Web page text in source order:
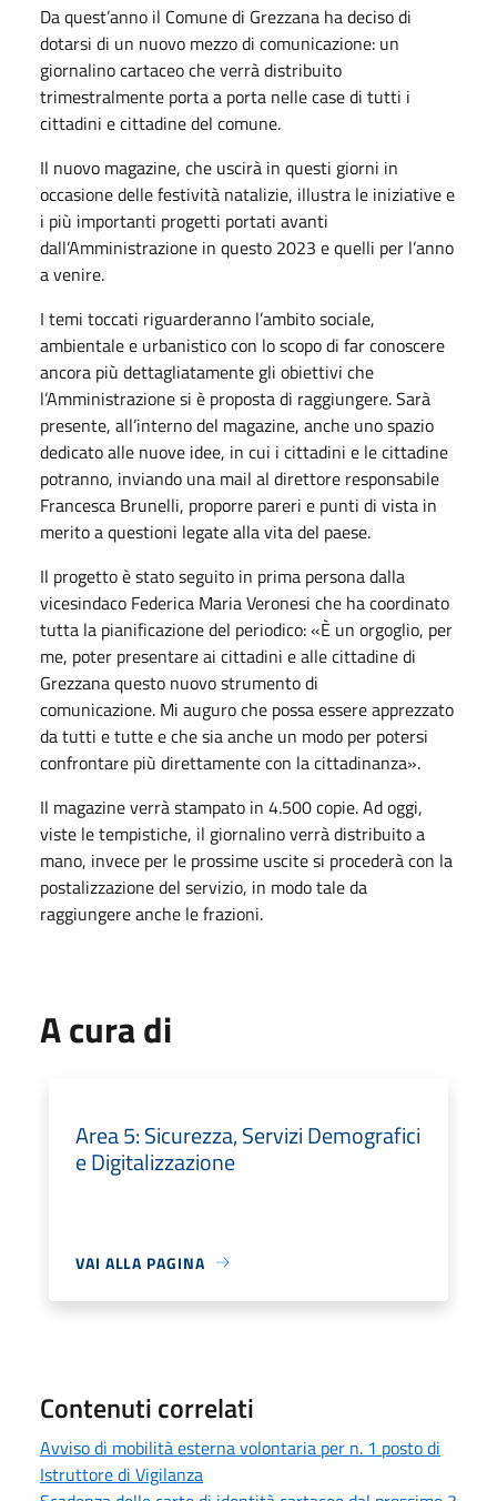
Da quest’anno il Comune di Grezzana ha deciso di
dotarsi di un nuovo mezzo di comunicazione: un
giornalino cartaceo che verrà distribuito
trimestralmente porta a porta nelle case di tutti i
cittadini e cittadine del comune.
Il nuovo magazine, che uscirà in questi giorni in
occasione delle festività natalizie, illustra le iniziative e
i più importanti progetti portati avanti
dall’Amministrazione in questo 2023 e quelli per l’anno
a venire.
I temi toccati riguarderanno l’ambito sociale,
ambientale e urbanistico con lo scopo di far conoscere
ancora più dettagliatamente gli obiettivi che
l’Amministrazione si è proposta di raggiungere. Sarà
presente, all’interno del magazine, anche uno spazio
dedicato alle nuove idee, in cui i cittadini e le cittadine
potranno, inviando una mail al direttore responsabile
Francesca Brunelli, proporre pareri e punti di vista in
merito a questioni legate alla vita del paese.
Il progetto è stato seguito in prima persona dalla
vicesindaco Federica Maria Veronesi che ha coordinato
tutta la pianificazione del periodico: «È un orgoglio, per
me, poter presentare ai cittadini e alle cittadine di
Grezzana questo nuovo strumento di
comunicazione. Mi auguro che possa essere apprezzato
da tutti e tutte e che sia anche un modo per potersi
confrontare più direttamente con la cittadinanza».
Il magazine verrà stampato in 4.500 copie. Ad oggi,
viste le tempistiche, il giornalino verrà distribuito a
mano, invece per le prossime uscite si procederà con la
postalizzazione del servizio, in modo tale da
raggiungere anche le frazioni.
A cura di
Area 5: Sicurezza, Servizi Demografici
e Digitalizzazione
VAI ALLA PAGINA
Contenuti correlati
Avviso di mobilità esterna volontaria per n. 1 posto di
Istruttore di Vigilanza